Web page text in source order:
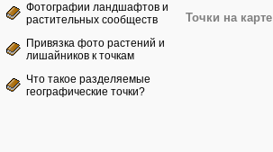
Фотографии ландшафтов и
растительных сообществ
Привязка фото растений и
лишайников к точкам
Что такое разделяемые
географические точки?
Точки на карте